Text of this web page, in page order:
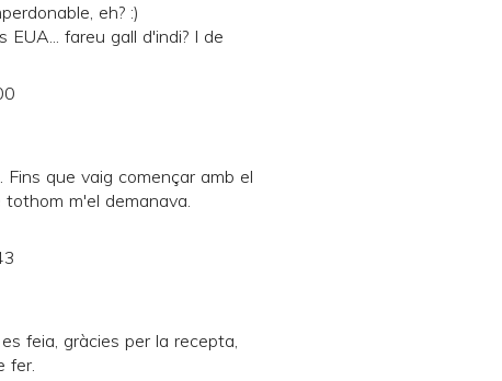
eh? :)
fareu gall d'indi? I de
Fins que vaig començar amb el
m'el demanava.
feia, gràcies per la recepta,
fer.